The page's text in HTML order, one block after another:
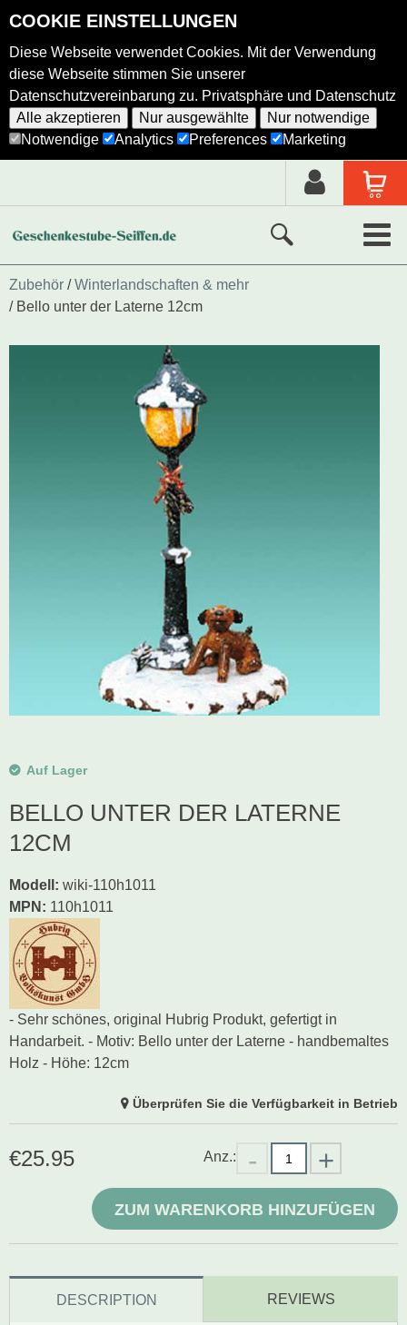
COOKIE EINSTELLUNGEN
Diese Webseite verwendet Cookies. Mit der Verwendung
diese Webseite stimmen Sie unserer
Datenschutzvereinbarung zu. Privatsphäre und Datenschutz
Alle akzeptieren
Nur ausgewählte
Nur notwendige
Notwendige
Analytics Preferences Marketing
Neue Produkte
Holzkunst nach Hersteller
Zubehör
Winterlandschaften & mehr
Bello unter der Laterne 12cm
Auf Lager
BELLO UNTER DER LATERNE
12CM
Modell : wiki-110h1011
MPN: 110h1011
- Sehr schönes, original Hubrig Produkt, gefertigt in
Handarbeit. - Motiv: Bello unter der Laterne - handbemaltes
Holz - Höhe: 12cm
Überprüfen Sie die Verfügbarkeit in Betrieb
€25.95 Anz.:
ZUM WARENKORB HINZUFÜGEN
DESCRIPTION REVIEWS